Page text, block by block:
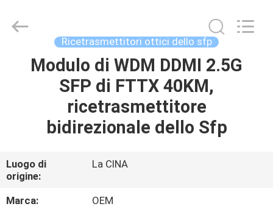
CASA
PRODOTTI
A
NOI
Road
Enterprise
Ricetrasmettitori ottici dello sfp
Modulo di WDM DDMI 2.5G
SFP di FTTX 40KM,
ricetrasmettitore
bidirezionale dello Sfp
Luogo di
origine:
La CINA
Marca:
OEM